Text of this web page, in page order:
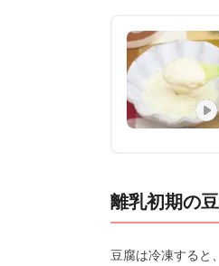
離乳初期の
豆腐は冷凍すると